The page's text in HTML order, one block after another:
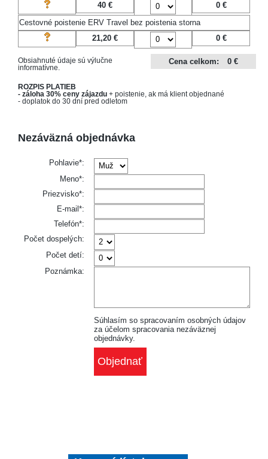
40 €
0€
Cestovné poistenie ERV Travel bez poistenia storna
21,20 €
0€
Cena celkom: 0 €
Obsiahnuté údaje sú výlučne
informatívne.
ROZPIS PLATIEB
- záloha 30% ceny zájazdu + poistenie, ak má klient objednané
- doplatok do 30 dní pred odletom
Nezáväzná objednávka
Pohlavie*:
Meno*:
Priezvisko*:
E-mail*:
Telefón*:
Počet dospelých:
Počet detí:
Poznámka:
Súhlasím so spracovaním osobných údajov
za účelom spracovania nezáväznej
objednávky.